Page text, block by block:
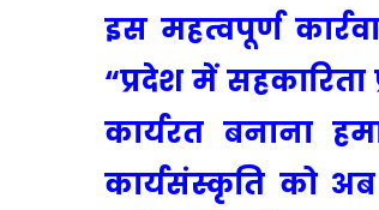
इस महत्वपूर्ण
“प्रदेश में
कार्यरत बनाना
कार्यसंस्कृति को अब